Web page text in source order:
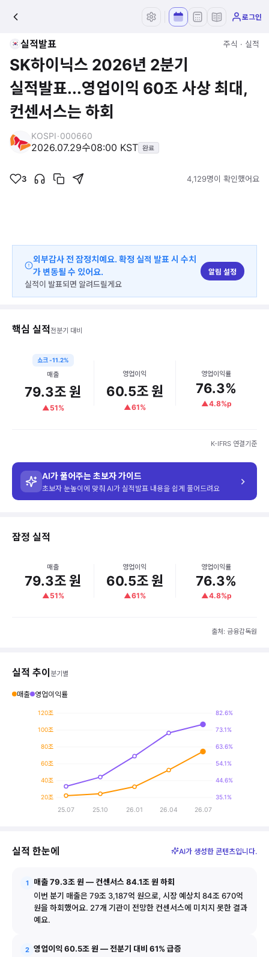
로그인
실적발표 주식 · 실적
SK하이닉스 2026년 2분기
실적발표...영업이익 60조 사상 최대,
컨센서스는 하회
KOSPI·000660
2026.07.29수08:00 KST 완료
3 4,129명이 확인했어요
외부감사 전 잠정치예요. 확정 실적 발표 시 수치
가 변동될 수 있어요.
실적이 발표되면 알려드릴게요
알림 설정
핵심 실적전분기 대비
쇼크 -11.2%
매출
79.3조 원
▲51%
영업이익
60.5조 원
▲61%
영업이익률
76.3%
▲4.8%p
K-IFRS 연결기준
AI가 풀어주는 초보자 가이드
초보자 눈높이에 맞춰 AI가 실적발표 내용을 쉽게 풀어드려요
예상보다 어땠나요
앞으로는 어떨까요?
좋은 신호
매출이 전분기보다 50.9% 늘어났고, 이익은 61.0% 증
1년 전(2025년 2분기)과 비교하면 매출과 이익이 3배 이
조심할 점
매출이 시장 예상보다 적게 나왔어요. 앞으로 전문가들이
다음에 볼 것
다음 분기에는 매출이 계속 늘어날지, 아니면 이번처럼 예상
초보자 메모
오늘의 단어: 영업이익률이란 매출 100원을 벌었을 때 실제
잠정 실적
매출
79.3조 원
▲51%
영업이익
60.5조 원
▲61%
영업이익률
76.3%
▲4.8%p
출처: 금융감독원
실적 추이 분기별
매출 영업이익률
120조
100조
80조
60조
40조
20조
82.6%
73.1%
63.6%
54.1%
44.6%
35.1%
25.07 25.10 26.01 26.04 26.07
25.07 22.2조
26.01 32.8조 58.4%
26.04 52.6조 71.5%
26.07 74.6조
실적 한눈에 AI가 생성한 콘텐츠입니다.
1
매출 79.3조 원 — 컨센서스 84.1조 원 하회
이번 분기 매출은 79조 3,187억 원으로, 시장 예상치 84조 670억
원을 하회했어요. 27개 기관이 전망한 컨센서스에 미치지 못한 결과
예요.
2 영업이익 60.5조 원 — 전분기 대비 61% 급증